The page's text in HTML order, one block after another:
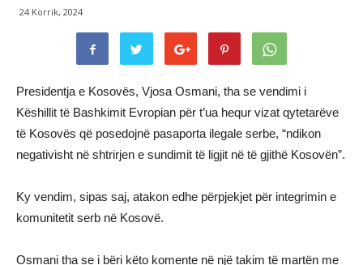
24 Korrik, 2024
Presidentja e Kosovës, Vjosa Osmani, tha se vendimi i
Këshillit të Bashkimit Evropian për t’ua hequr vizat qytetarëve
të Kosovës që posedojnë pasaporta ilegale serbe, “ndikon
negativisht në shtrirjen e sundimit të ligjit në të gjithë Kosovën”.
Ky vendim, sipas saj, atakon edhe përpjekjet për integrimin e
komunitetit serb në Kosovë.
Osmani tha se i bëri këto komente në një takim të martën me